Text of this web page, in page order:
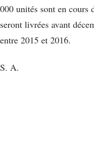
000 unités sont en cours
seront livrées avant
entre 2015 et 2016.
S. A.